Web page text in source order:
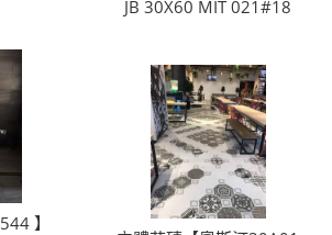
JB 30X60 MIT 021#18
】